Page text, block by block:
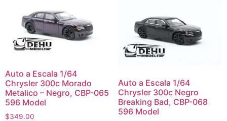
Auto a Escala 1/64
Chrysler 300c Morado
Metalico – Negro, CBP-065
596 Model
$349.00
Auto a Escala 1/64
Chrysler 300c Negro
Breaking Bad, CBP-068
596 Model